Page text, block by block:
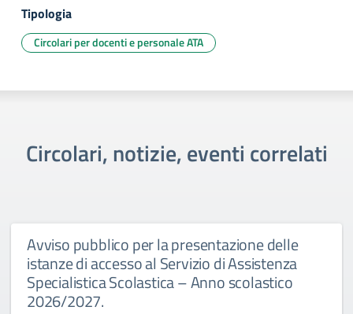
Tipologia
Circolari per docenti e personale ATA
Circolari, notizie, eventi correlati
Avviso pubblico per la presentazione delle
istanze di accesso al Servizio di Assistenza
Specialistica Scolastica – Anno scolastico
2026/2027.